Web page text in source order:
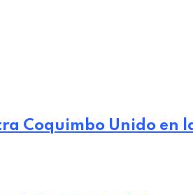
Coquimbo Unido en